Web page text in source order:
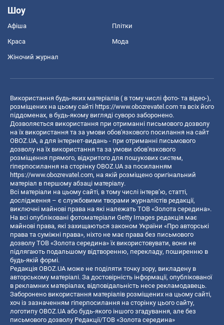
Шоу
Афіша Плітки
Краса Мода
Жіночий журнал
Використання будь-яких матеріалів ( в тому числі фото- та відео-),
розміщених на цьому сайті https://www.obozrevatel.com та всіх його
піддоменах, в будь-якому вигляді суворо заборонено.
Дозволяється використання при отриманні письмового дозволу
на їх використання та за умови обов'язкового посилання на сайт
OBOZ.UA, а для інтернет-видань - при отриманні письмового
дозволу на їх використання та за умови обов'язкового
розміщення прямого, відкритого для пошукових систем,
гіперпосилання на сторінку OBOZ.UA за посиланням
https://www.obozrevatel.com, на якій розміщено оригінальний
матеріал в першому абзаці матеріалу.
Всі матеріали на цьому сайті, в тому числі інтерв’ю, статті,
дослідження – є службовими творами журналістів редакції,
виключні майнові права на які належать ТОВ «Золота середина».
На всі опубліковані фотоматеріали Getty Images редакція має
майнові права, які захищаються законом України «Про авторські
права та суміжні права», ніхто не має права без письмового
дозволу ТОВ «Золота середина» їх використовувати, вони не
підлягають подальшому відтворенню, перекладу, поширенню в
будь-якій формі.
Редакція OBOZ.UA може не поділяти точку зору, викладену в
авторському матеріалі. За достовірність інформації, опублікованої
в рекламних матеріалах, відповідальність несе рекламодавець.
Заборонено використання матеріалів розміщених на цьому сайті,
хоч із зазначенням гіперпосилання на сторінку цього сайту,
логотипу OBOZ.UA або будь-якого іншого згадування, але без
письмового дозволу Редакції/ТОВ «Золота середина»